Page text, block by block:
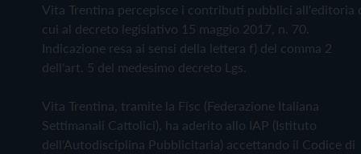
Vita Trentina percepisce i contributi pubblici all'editoria
cui al decreto legislativo 15 maggio 2017, n. 70.
Indicazione resa ai sensi della lettera f) del comma 2
dell'art. 5 del medesimo decreto Lgs.
Vita Trentina, tramite la Fisc (Federazione Italiana
Settimanali Cattolici), ha aderito allo IAP (Istituto
dell'Autodisciplina Pubblicitaria) accettando il Codice di